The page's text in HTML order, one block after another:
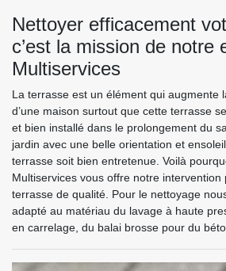
Nettoyer efficacement
c’est la mission de notre
Multiservices
La terrasse est un élément qui augmente
d’une maison surtout que cette terrasse
et bien installé dans le prolongement du
jardin avec une belle orientation et
terrasse soit bien entretenue. Voilà
Multiservices vous offre notre
terrasse de qualité. Pour le nettoyage
adapté au matériau du lavage à haute
en carrelage, du balai brosse pour du